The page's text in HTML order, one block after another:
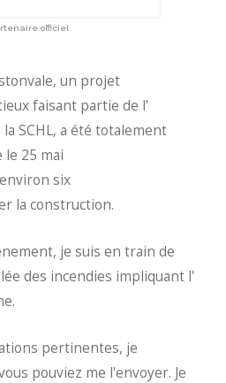
officiel
un projet
faisant partie de l'
SCHL, a été totalement
25 mai
environ six
la construction.
je suis en train de
des incendies impliquant l'
pertinentes, je
pouviez me l'envoyer. Je